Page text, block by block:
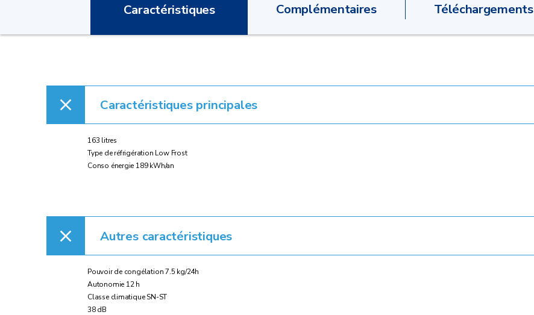
Caractéristiques Complémentaires Téléchargements
Caractéristiques principales
163 litres
Type de réfrigération Low Frost
Conso énergie 189 kWh/an
Autres caractéristiques
Pouvoir de congélation 7.5 kg/24h
Autonomie 12 h
Classe climatique SN-ST
38 dB